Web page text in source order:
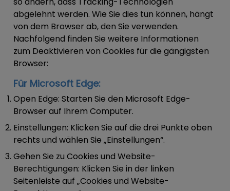
abgelehnt werden. Wie Sie dies tun können, hängt
von dem Browser ab, den Sie verwenden.
Nachfolgend finden Sie weitere Informationen
zum Deaktivieren von Cookies für die gängigsten
Browser:
Für Microsoft Edge:
Open Edge: Starten Sie den Microsoft Edge-
Browser auf Ihrem Computer.
Einstellungen: Klicken Sie auf die drei Punkte oben
rechts und wählen Sie „Einstellungen“.
Gehen Sie zu Cookies und Website-
Berechtigungen: Klicken Sie in der linken
Seitenleiste auf „Cookies und Website-